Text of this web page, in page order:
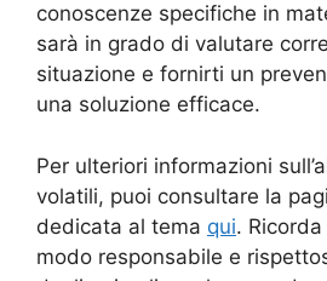
conoscenze specifiche in
sarà in grado di valutare
situazione e fornirti un
una soluzione efficace.
Per ulteriori informazioni
volatili, puoi consultare la
dedicata al tema qui.
modo responsabile e